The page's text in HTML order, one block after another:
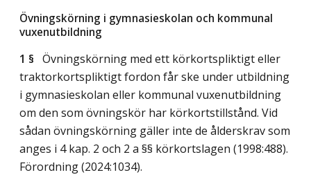
Övningskörning i gymnasieskolan och kommunal
vuxenutbildning
1 § Övningskörning med ett körkortspliktigt eller
traktorkortspliktigt fordon får ske under utbildning
i gymnasieskolan eller kommunal vuxenutbildning
om den som övningskör har körkortstillstånd. Vid
sådan övningskörning gäller inte de ålderskrav som
anges i 4 kap. 2 och 2 a §§ körkortslagen (1998:488).
Förordning (2024:1034).